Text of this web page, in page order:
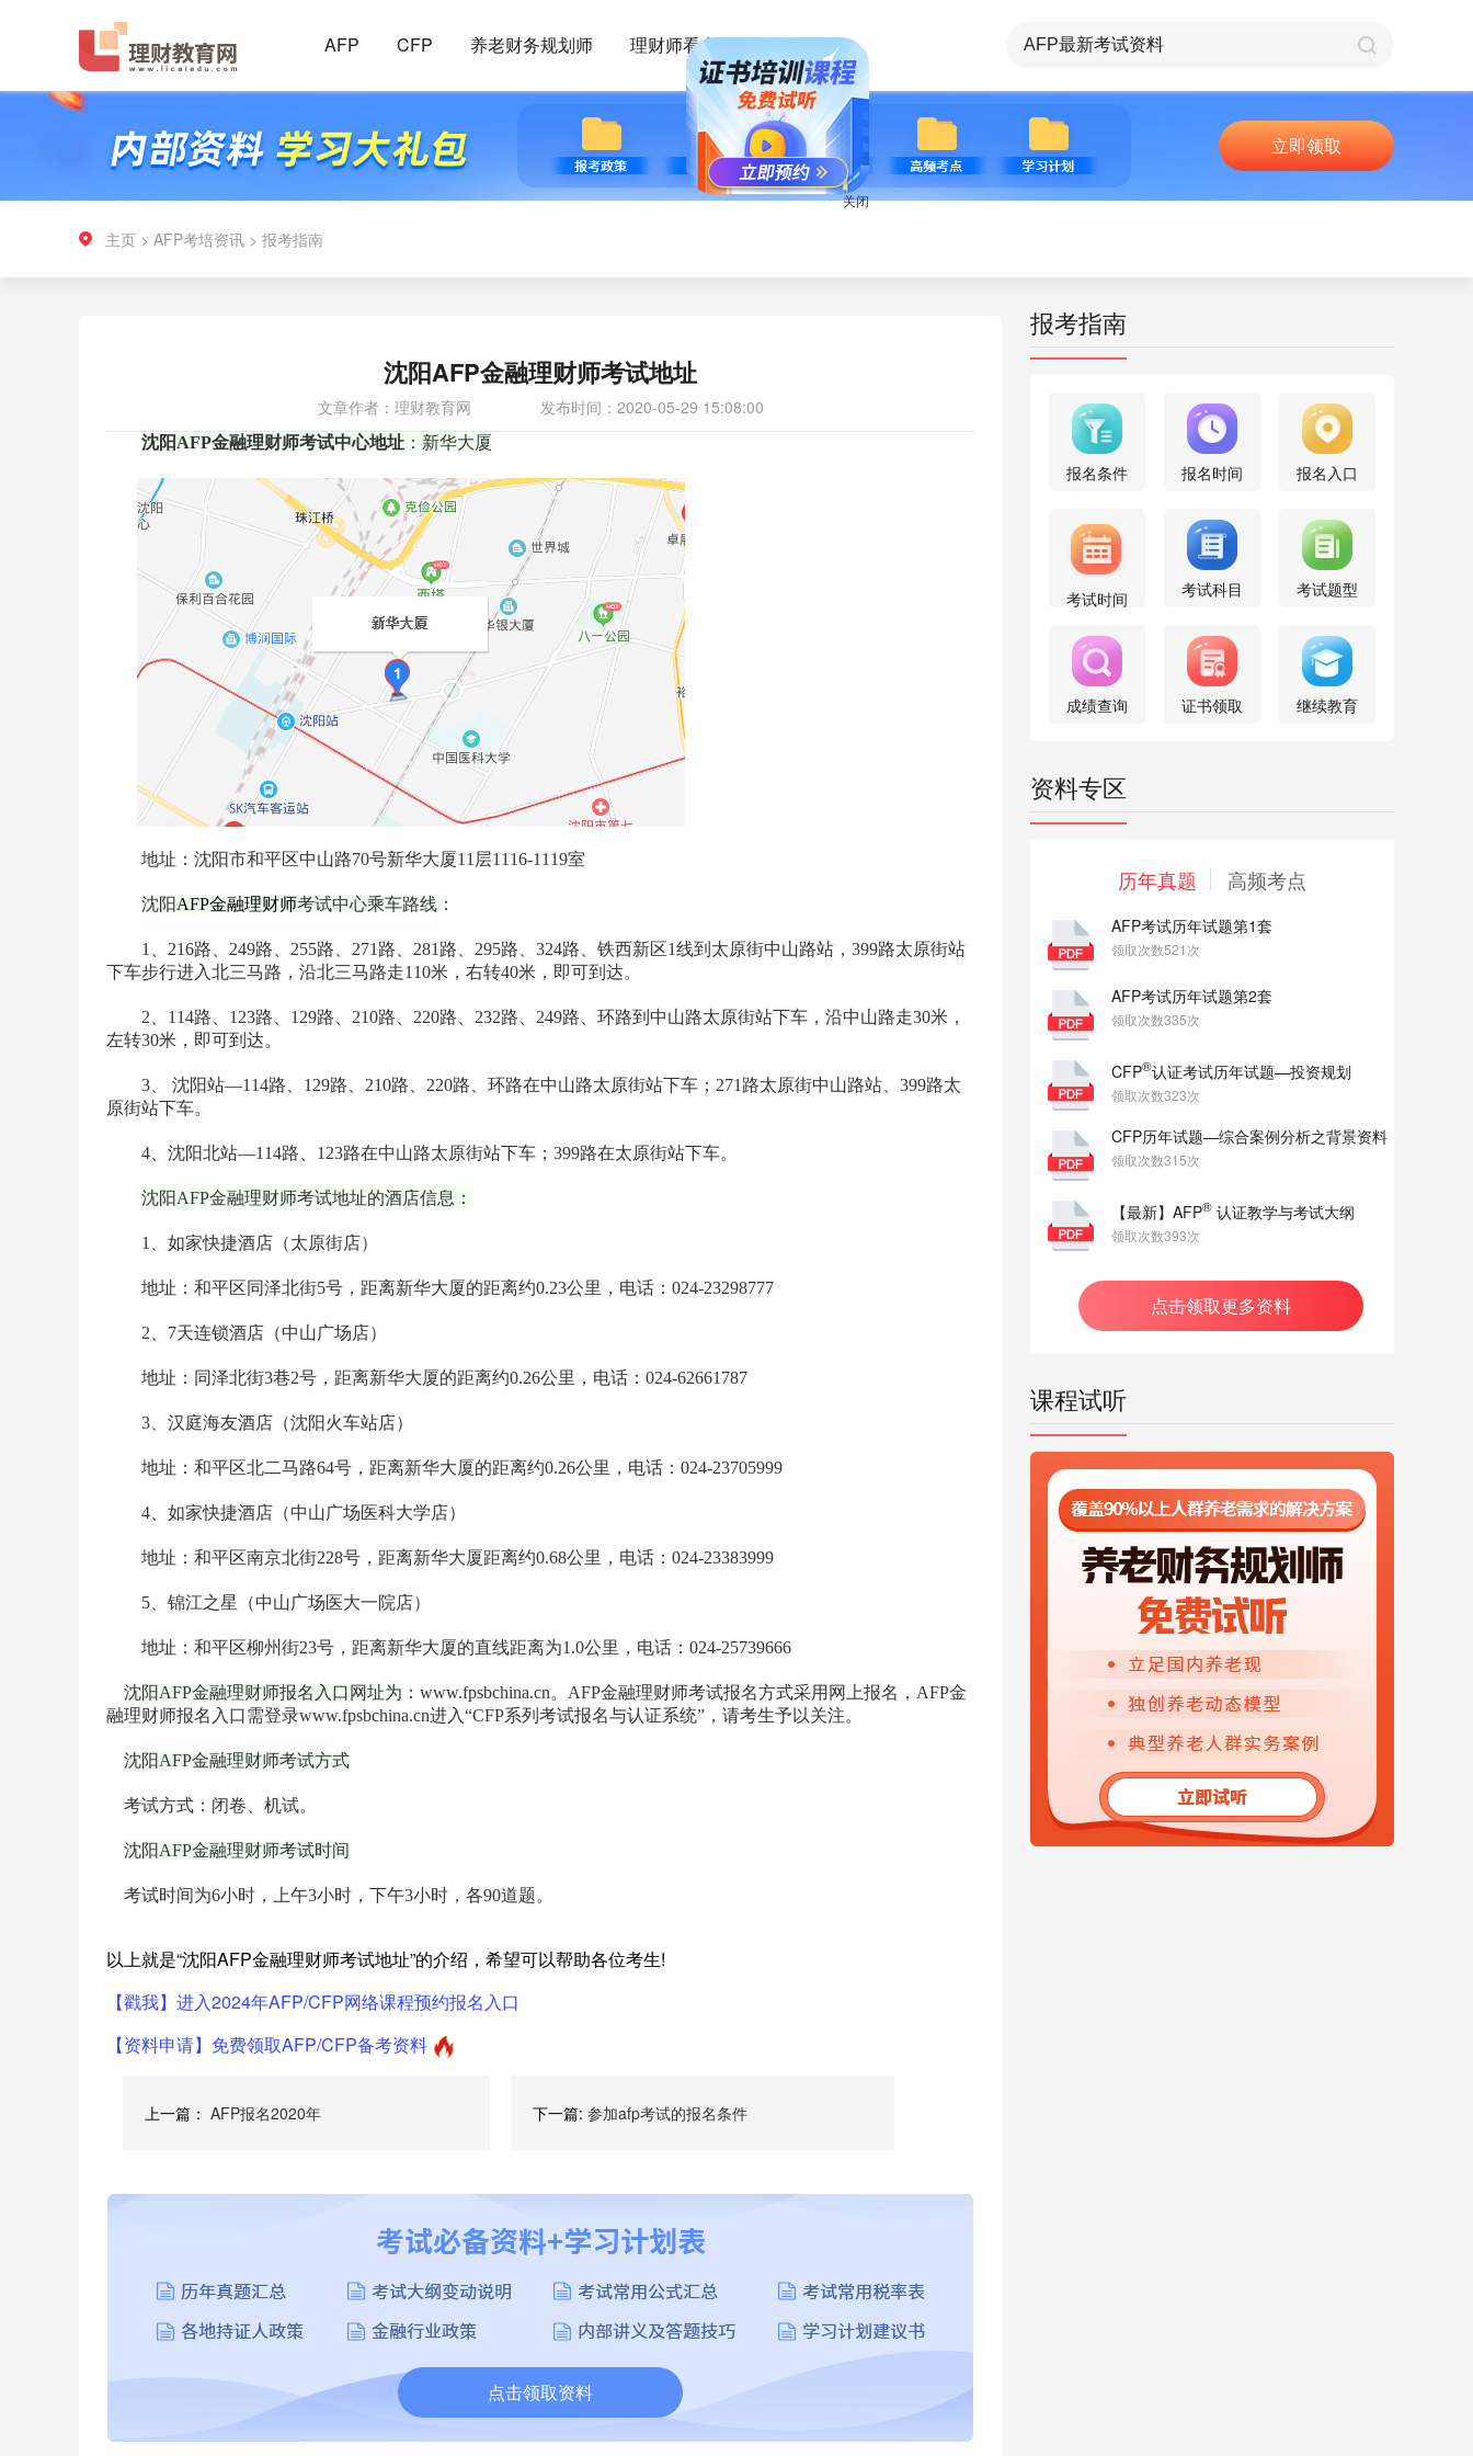
AFP CFP 养老财务规划师 理财师看点
立即领取
主页 > AFP考培资讯 > 报考指南
沈阳AFP金融理财师考试地址
文章作者：理财教育网 发布时间：2020-05-29 15:08:00
沈阳AFP金融理财师考试中心地址 ：新华大厦
地址：沈阳市和平区中山路70号新华大厦11层1116-1119室
沈阳 AFP金融理财师考试中心乘车路线 ：
1、216路、249路、255路、271路、281路、295路、324路、铁西新区1线到太原街中山路站，399路太原街站
下车步行进入北三马路，沿北三马路走110米，右转40米，即可到达。
2、114路、123路、129路、210路、220路、232路、249路、环路到中山路太原街站下车，沿中山路走30米，
左转30米，即可到达。
3、
沈阳站—114路、129路、210路、220路、环路在中山路太原街站下车；271路太原街中山路站、399路太
原街站下车。
4、沈阳北站—114路、123路在中山路太原街站下车；399路在太原街站下车。
沈阳AFP金融理财师考试地址的酒店信息：
1、如家快捷酒店（太原街店）
地址：和平区同泽北街5号，距离新华大厦的距离约0.23公里，电话：024-23298777
2、7天连锁酒店（中山广场店）
地址：同泽北街3巷2号，距离新华大厦的距离约0.26公里，电话：024-62661787
3、汉庭海友酒店（沈阳火车站店）
地址：和平区北二马路64号，距离新华大厦的距离约0.26公里，电话：024-23705999
4、如家快捷酒店（中山广场医科大学店）
地址：和平区南京北街228号，距离新华大厦距离约0.68公里，电话：024-23383999
5、锦江之星（中山广场医大一院店）
地址：和平区柳州街23号，距离新华大厦的直线距离为1.0公里，电话：024-25739666
沈阳AFP金融理财师报名入口网址为 ：www.fpsbchina.cn。AFP金融理财师考试报名方式采用网上报名，AFP金
融理财师报名入口需登录www.fpsbchina.cn进入“CFP系列考试报名与认证系统”，请考生予以关注。
沈阳AFP金融理财师考试方式
考试方式：闭卷、机试。
沈阳AFP金融理财师考试时间
考试时间为6小时，上午3小时，下午3小时，各90道题。
以上就是“沈阳AFP金融理财师考试地址”的介绍，希望可以帮助各位考生!
【戳我】进入2024年AFP/CFP网络课程预约报名入口
【资料申请】免费领取AFP/CFP备考资料
上一篇： AFP报名2020年 下一篇: 参加afp考试的报名条件
点击领取资料
报考指南
报名条件 报名时间 报名入口
考试时间 考试科目 考试题型
成绩查询 证书领取 继续教育
资料专区
历年真题 高频考点
AFP考试历年试题第1套
领取次数521次
AFP考试历年试题第2套
领取次数335次
CFP®认证考试历年试题—投资规划
领取次数323次
CFP历年试题—综合案例分析之背景资料
领取次数315次
【最新】AFP® 认证教学与考试大纲
领取次数393次
点击领取更多资料
课程试听
关闭